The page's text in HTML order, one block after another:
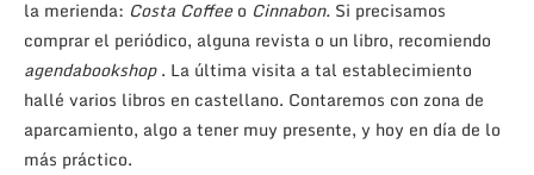
la merienda: Costa Coffeeo Cinnabon. Si precisamos
comprar el periódico, alguna revista o un libro, recomiendo
agendabookshop. La última visita a tal establecimiento
hallé varios libros en castellano. Contaremos con zona de
aparcamiento, algo a tener muy presente, y hoy en día de lo
más práctico.